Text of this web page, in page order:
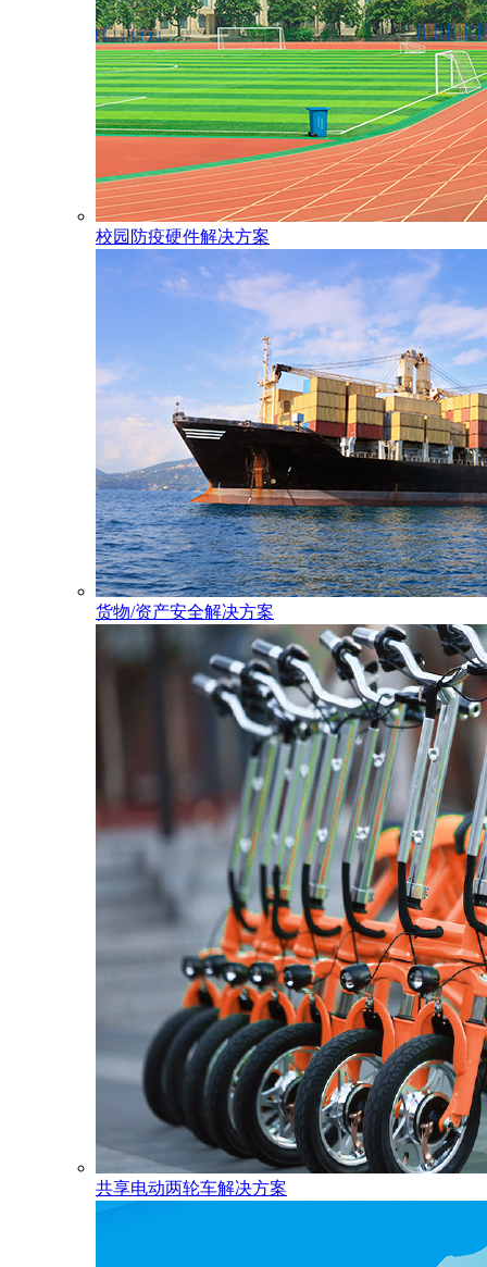
校园防疫硬件解决方案
货物/资产安全解决方案
共享电动两轮车解决方案